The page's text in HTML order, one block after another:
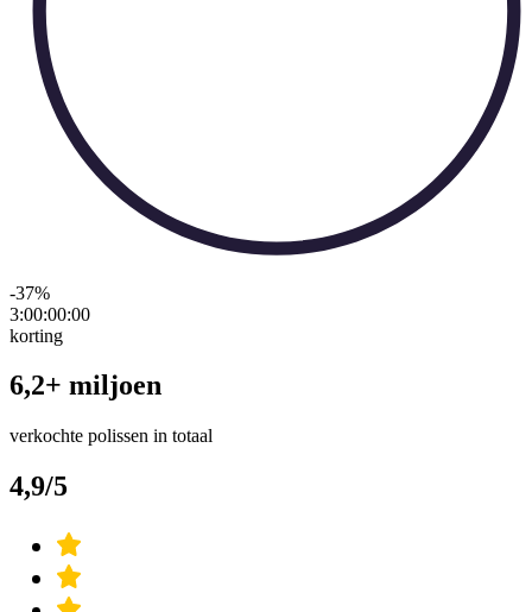
-37%
3:00:00:00
korting
6,2+ miljoen
verkochte polissen in totaal
4,9/5